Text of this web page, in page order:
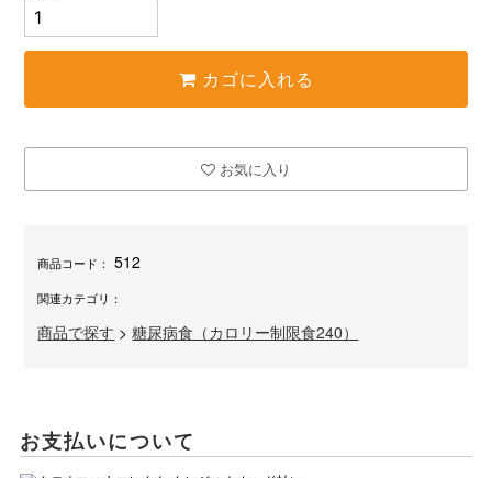
カゴに入れる
お気に入り
商品コード： 512
関連カテゴリ：
商品で探す >糖尿病食（カロリー制限食240）
お支払いについて